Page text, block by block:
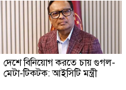
দেশে বিনিয়োগ করতে চায় গুগল-
মেটা-টিকটক: আইসিটি মন্ত্রী